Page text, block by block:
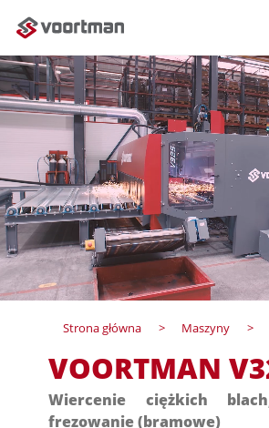
Strona główna Maszyny
VOORTMAN
Wiercenie ciężkich
frezowanie (bramowe)